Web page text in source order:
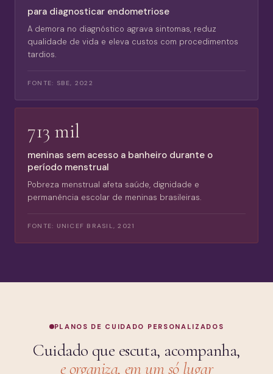
para diagnosticar endometriose
A demora no diagnóstico agrava sintomas, reduz
qualidade de vida e eleva custos com procedimentos
tardios.
FONTE: SBE, 2022
713 mil
meninas sem acesso a banheiro durante o
período menstrual
Pobreza menstrual afeta saúde, dignidade e
permanência escolar de meninas brasileiras.
FONTE: UNICEF BRASIL, 2021
PLANOS DE CUIDADO PERSONALIZADOS
Cuidado que escuta, acompanha,
e organiza, em um só lugar